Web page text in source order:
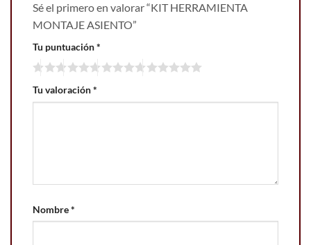
Sé el primero en valorar “KIT HERRAMIENTA
MONTAJE ASIENTO”
Tu puntuación*
Tu valoración*
Nombre*